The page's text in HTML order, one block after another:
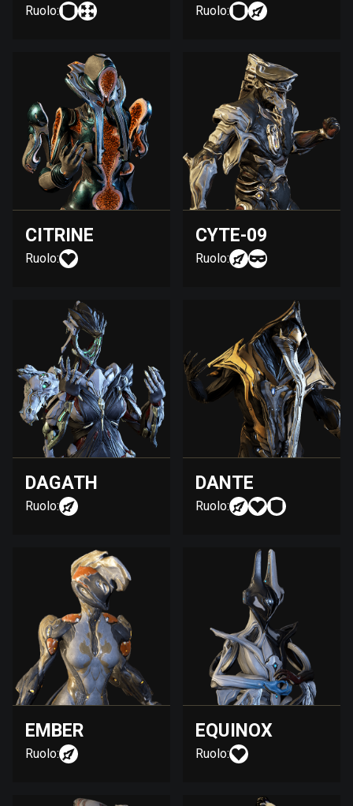
Ruolo: Ruolo:
CITRINE
Ruolo:
CYTE-09
Ruolo:
DAGATH
Ruolo:
DANTE
Ruolo:
EMBER
Ruolo:
EQUINOX
Ruolo: